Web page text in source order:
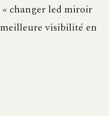
changer led miroir
visibilité en